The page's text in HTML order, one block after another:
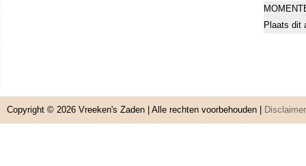
Plaats dit
Copyright © 2026 Vreeken's Zaden | Alle rechten voorbehouden | Disclaimer